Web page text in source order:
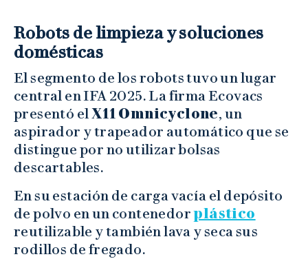
Robots de limpieza y soluciones
domésticas
El segmento de los robots tuvo un lugar
central en IFA 2025. La firma Ecovacs
presentó elX11 Omnicyclone, un
aspirador y trapeador automático que se
distingue por no utilizar bolsas
descartables.
En su estación de carga vacía el depósito
de polvo en un contenedorplástico
reutilizable y también lava y seca sus
rodillos de fregado.